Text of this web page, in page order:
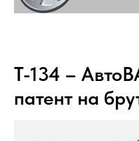
Т-134 –
патент на